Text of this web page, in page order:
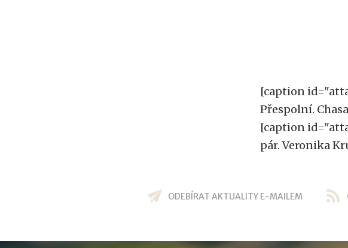
[caption
Přespolní.
[caption
pár. Veronika
ODEBÍRAT AKTUALITY E-MAILEM